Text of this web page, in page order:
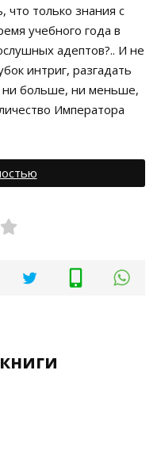
что только знания с
учебного года в
адептов?.. И не
интриг, разгадать
ни больше, ни меньше,
Императора